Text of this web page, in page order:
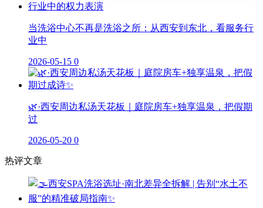
当洗浴中心不再是洗浴之所：从西安到东北，看服务行
业中
2026-05-15 0
🌿·西安周边私汤天花板｜庭院房车+独享温泉，把假期
过
2026-05-20 0
热评文章